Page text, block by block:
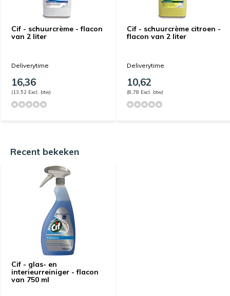
Cif - schuurcrème - flacon
van 2 liter
Deliverytime
16,36
(13,52 Excl. btw)
Cif - schuurcrème citroen -
flacon van 2 liter
Deliverytime
10,62
(8,78 Excl. btw)
Recent bekeken
Cif - glas- en
interieurreiniger - flacon
van 750 ml